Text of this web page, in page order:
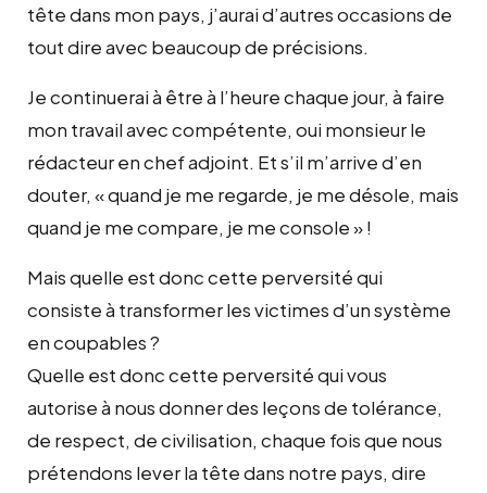
tête dans mon pays, j’aurai d’autres occasions de
tout dire avec beaucoup de précisions.
Je continuerai à être à l’heure chaque jour, à faire
mon travail avec compétente, oui monsieur le
rédacteur en chef adjoint. Et s’il m’arrive d’en
douter, « quand je me regarde, je me désole, mais
quand je me compare, je me console » !
Mais quelle est donc cette perversité qui
consiste à transformer les victimes d’un système
en coupables ?
Quelle est donc cette perversité qui vous
autorise à nous donner des leçons de tolérance,
de respect, de civilisation, chaque fois que nous
prétendons lever la tête dans notre pays, dire